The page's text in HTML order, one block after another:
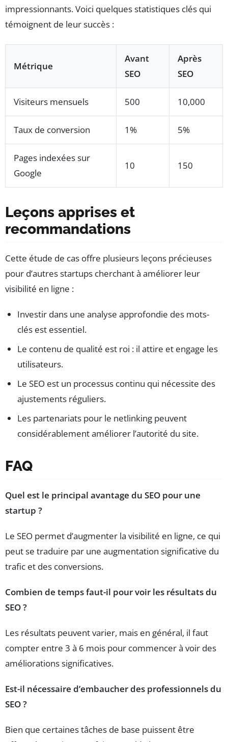
impressionnants. Voici quelques statistiques clés qui
témoignent de leur succès :
Métrique
Avant
SEO
Après
SEO
Visiteurs mensuels 500 10,000
Taux de conversion 1% 5%
Pages indexées sur
Google
10 150
Leçons apprises et
recommandations
Cette étude de cas offre plusieurs leçons précieuses
pour d’autres startups cherchant à améliorer leur
visibilité en ligne :
Investir dans une analyse approfondie des mots-
clés est essentiel.
Le contenu de qualité est roi : il attire et engage les
utilisateurs.
Le SEO est un processus continu qui nécessite des
ajustements réguliers.
Les partenariats pour le netlinking peuvent
considérablement améliorer l’autorité du site.
FAQ
Quel est le principal avantage du SEO pour une
startup ?
Le SEO permet d’augmenter la visibilité en ligne, ce qui
peut se traduire par une augmentation significative du
trafic et des conversions.
Combien de temps faut-il pour voir les résultats du
SEO ?
Les résultats peuvent varier, mais en général, il faut
compter entre 3 à 6 mois pour commencer à voir des
améliorations significatives.
Est-il nécessaire d’embaucher des professionnels du
SEO ?
Bien que certaines tâches de base puissent être